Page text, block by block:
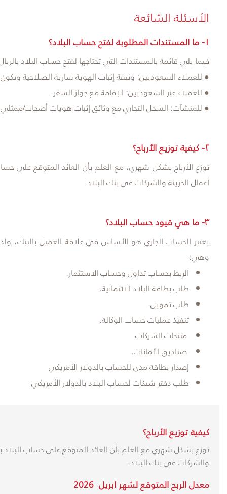
الأسئلة الشائعة
١- ما المستندات المطلوبة لفتح حساب البلاد؟
فيما يلي قائمة بالمستندات التي تحتاجها لفتح حساب البلاد
● للعملاء السعوديين: وثيقة إثبات الهوية سارية الصلاحية
● للعملاء غير السعوديين: الإقامة مع جواز السفر.
● للمنشآت: السجل التجاري مع وثائق إثبات هويات أصحاب/
٢- كيفية توزيع الأرباح؟
توزع الأرباح بشكل شهري، مع العلم بأن العائد المتوقع على
أعمال الخزينة والشركات في بنك البلاد.
٣- ما هي قيود حساب البلاد؟
يعتبر الحساب الجاري هو الأساس في علاقة العميل بالبنك،
وهي:
الربط بحساب تداول وحساب الاستثمار.
طلب بطاقة البلاد الائتمانية.
طلب تمويل.
تنفيذ عمليات حساب الوكالة.
منتجات الشركات.
صناديق الأمانات.
إصدار بطاقة مدى للحساب بالدولار الأمريكي
طلب دفتر شيكات لحساب البلاد بالدولار الأمريكي
كيفية توزيع الأرباح؟
توزع بشكل شهري مع العلم بأن العائد المتوقع على حساب البلاد
والشركات في بنك البلاد.
معدل الربح المتوقع لشهرابريل ​2026